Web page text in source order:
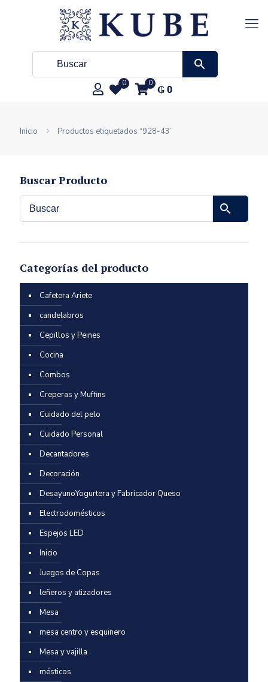
0 0 ₲0
Inicio Productos etiquetados “928-43”
Buscar Producto
Categorías del producto
Cafetera Ariete
candelabros
Cepillos y Peines
Cocina
Combos
Creperas y Muffins
Cuidado del pelo
Cuidado Personal
Decantadores
Decoración
DesayunoYogurtera y Fabricador Queso
Electrodomésticos
Espejos LED
Inicio
Juegos de Copas
leñeros y atizadores
Mesa
mesa centro y esquinero
Mesa y vajilla
mésticos